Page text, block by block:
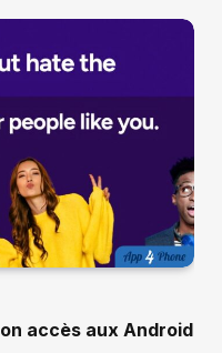
accès aux Android